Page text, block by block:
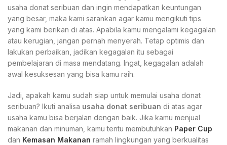
usaha donat seribuan dan ingin mendapatkan keuntungan
yang besar, maka kami sarankan agar kamu mengikuti tips
yang kami berikan di atas. Apabila kamu mengalami kegagalan
atau kerugian, jangan pernah menyerah. Tetap optimis dan
lakukan perbaikan, jadikan kegagalan itu sebagai
pembelajaran di masa mendatang. Ingat, kegagalan adalah
awal kesuksesan yang bisa kamu raih.
Jadi, apakah kamu sudah siap untuk memulai usaha donat
seribuan? Ikuti analisa usaha donat seribuan di atas agar
usaha kamu bisa berjalan dengan baik. Jika kamu menjual
makanan dan minuman, kamu tentu membutuhkan Paper Cup
dan Kemasan Makanan ramah lingkungan yang berkualitas